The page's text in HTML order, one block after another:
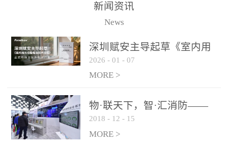
火灾隐患多。一旦发生火
传统的火灾关测器无法被
及时缺发，不能及早发现
和有效扑救火火，这不仅
力和闲难，同时也将造成
巨大的经济损失和社会影
响，基至还会造成人员伤
亡。图像型火灾探测器正
警领域三十多年技术积累
和工程实践的结晶。
新闻资讯
News
深圳赋安主导起草《室内用
光动能电池技术规程》 正式
布局光伏新能源产业
2026 - 01 - 07
MORE >
物·联天下，智·汇消防——
赋安F&S 2018上海消防展圆
满落幕
2018 - 12 - 15
MORE >